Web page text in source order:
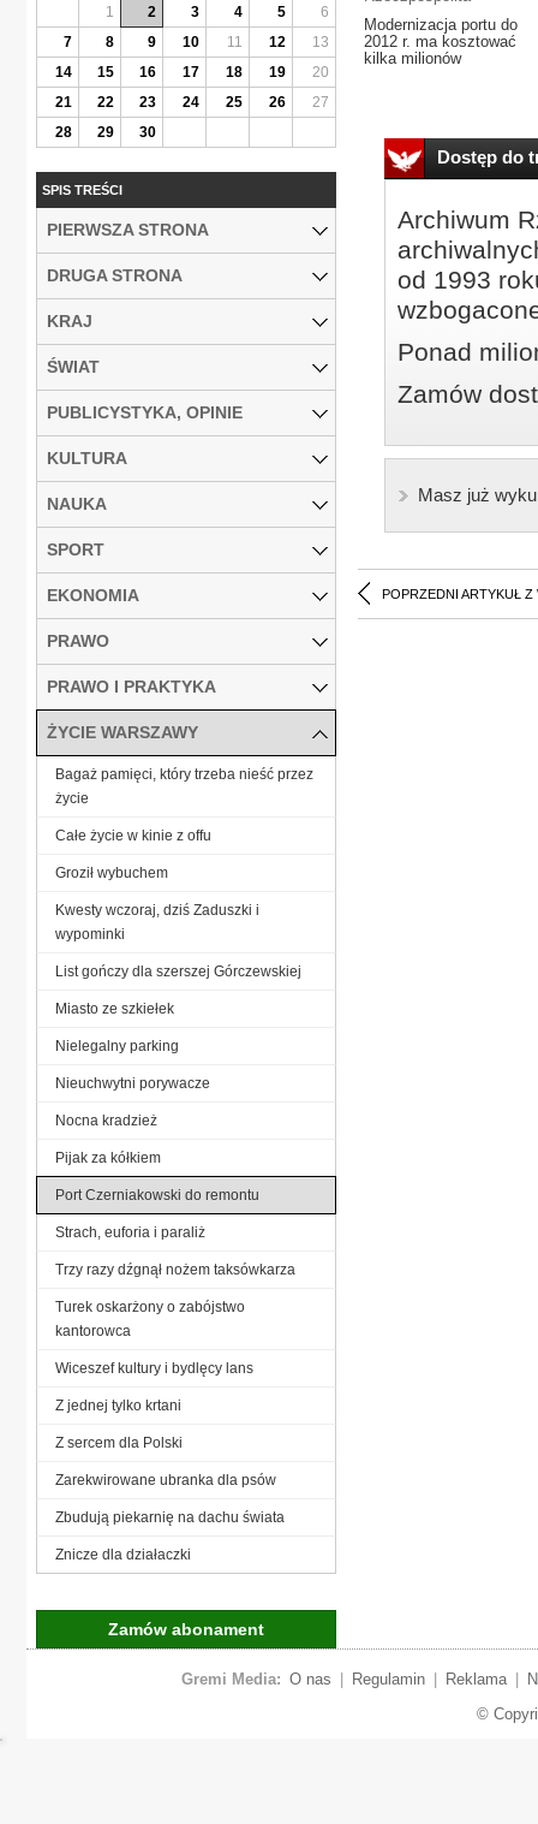
Modernizacja portu do
2012 r. ma kosztować
kilka milionów
Dostęp do
Archiwum
od 1993
Ponad
Zamów
Masz już
POPRZEDNI ARTYKUŁ Z
1
2 3 4 5
6
7
8 9 10 11 12
13
14
15 16 17 18 19
20
21
22 23 24 25 26
27
28
29 30
SPIS TREŚCI
PIERWSZA STRONA
DRUGA STRONA
KRAJ
ŚWIAT
PUBLICYSTYKA, OPINIE
KULTURA
NAUKA
SPORT
EKONOMIA
PRAWO
PRAWO I PRAKTYKA
ŻYCIE WARSZAWY
Bagaż pamięci, który trzeba nieść przez
życie
Całe życie w kinie z offu
Groził wybuchem
Kwesty wczoraj, dziś Zaduszki i
wypominki
List gończy dla szerszej Górczewskiej
Miasto ze szkiełek
Nielegalny parking
Nieuchwytni porywacze
Nocna kradzież
Pijak za kółkiem
Port Czerniakowski do remontu
Strach, euforia i paraliż
Trzy razy dźgnął nożem taksówkarza
Turek oskarżony o zabójstwo
kantorowca
Wiceszef kultury i bydlęcy lans
Z jednej tylko krtani
Z sercem dla Polski
Zarekwirowane ubranka dla psów
Zbudują piekarnię na dachu świata
Znicze dla działaczki
Zamów abonament
Gremi Media: O nas Regulamin Reklama
©